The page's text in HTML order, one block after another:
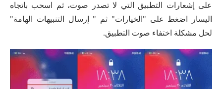
على إشعارات التطبيق التي لا تصدر صوت، ثم اسحب باتجاه
اليسار اضغط على "الخيارات" ثم " إرسال التنبيهات الهامة"
لحل مشكلة اختفاء صوت التطبيق.